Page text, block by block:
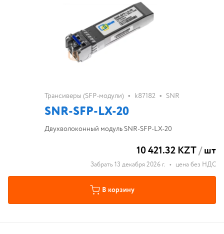
Трансиверы (SFP-модули) • k87182 • SNR
SNR-SFP-LX-20
Двухволоконный модуль SNR-SFP-LX-20
10 421.32 KZT/шт
Забрать 13 декабря 2026 г. • цена без НДС
В корзину